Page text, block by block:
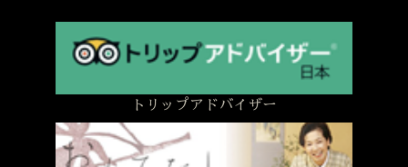
トリップアドバイザー